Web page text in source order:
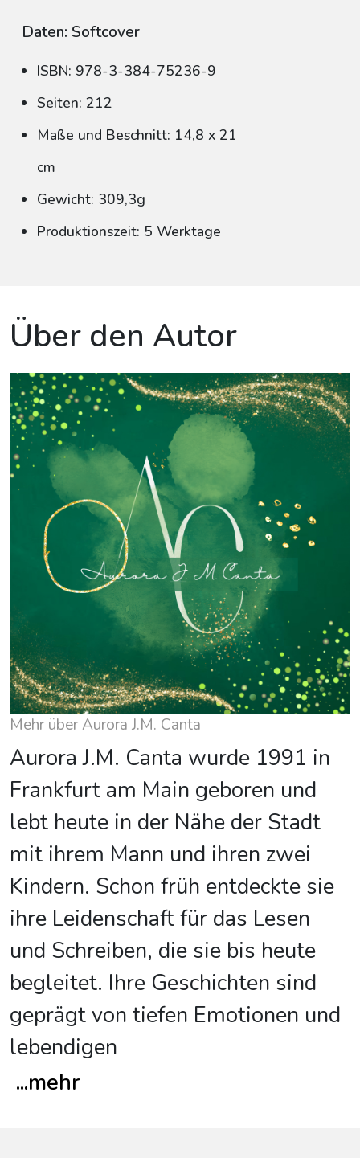
Daten: Softcover
ISBN: 978-3-384-75236-9
Seiten: 212
Maße und Beschnitt: 14,8 x 21
cm
Gewicht: 309,3g
Produktionszeit: 5 Werktage
Über den Autor
Mehr über Aurora J.M. Canta
Aurora J.M. Canta wurde 1991 in
Frankfurt am Main geboren und
lebt heute in der Nähe der Stadt
mit ihrem Mann und ihren zwei
Kindern. Schon früh entdeckte sie
ihre Leidenschaft für das Lesen
und Schreiben, die sie bis heute
begleitet. Ihre Geschichten sind
geprägt von tiefen Emotionen und
lebendigen
...mehr